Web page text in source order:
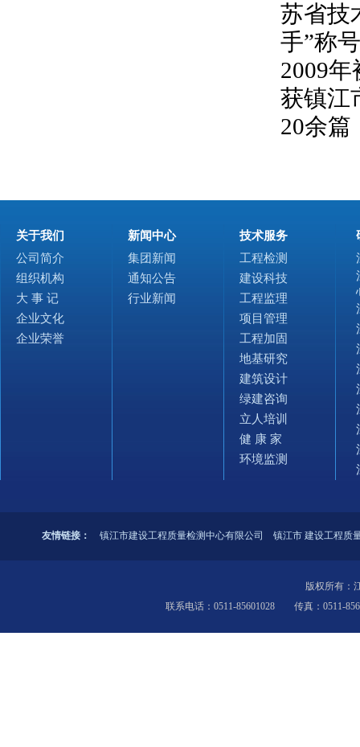
苏省技
手”称
2009
获镇江
20余篇
关于我们
公司简介
组织机构
大 事 记
企业文化
企业荣誉
新闻中心
集团新闻
通知公告
行业新闻
技术服务
工程检测
建设科技
工程监理
项目管理
工程加固
地基研究
建筑设计
绿建咨询
立人培训
健 康 家
环境监测
友情链接： 镇江市建设工程质量检测中心有限公司 镇江市 建设工程质
版权所有
联系电话：0511-85601028 传真：0511-